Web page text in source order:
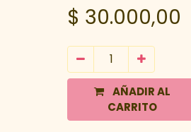
$ 30.000,00
AÑADIR AL
CARRITO